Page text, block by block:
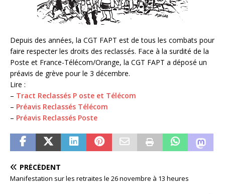
Depuis des années, la CGT FAPT est de tous les combats pour
faire respecter les droits des reclassés. Face à la surdité de la
Poste et France-Télécom/Orange, la CGT FAPT a déposé un
préavis de grève pour le 3 décembre.
Lire :
– Tract Reclassés P oste et Télécom
– Préavis Reclassés Télécom
– Préavis Reclassés Poste
PRÉCÉDENT
Manifestation sur les retraites le 26 novembre à 13 heures